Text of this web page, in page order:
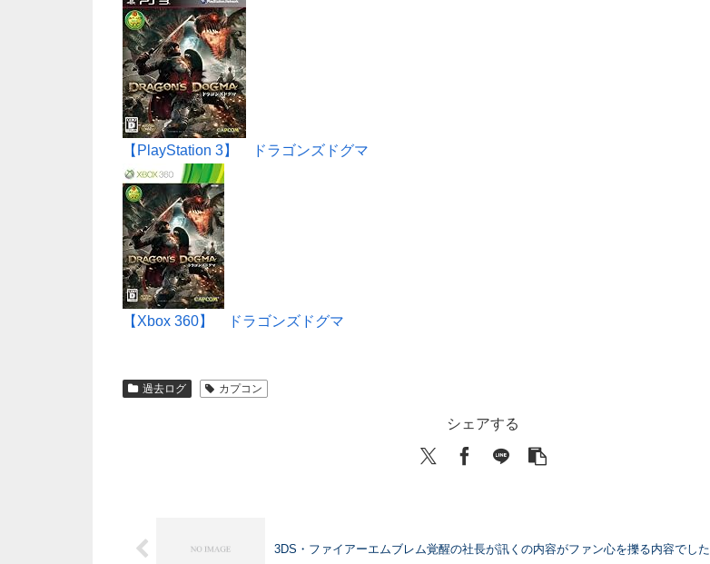
【PlayStation 3】 ドラゴンズドグマ
【Xbox 360】 ドラゴンズドグマ
過去ログ カプコン
シェアする
3DS・ファイアーエムブレム覚醒の社長が訊くの内容がファン心を擽る内容でした